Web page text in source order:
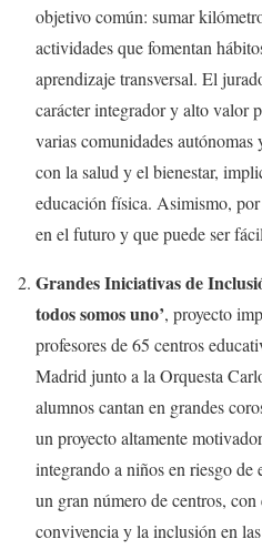
objetivo común: sumar
actividades que fomentan
aprendizaje transversal. El
carácter integrador y alto valor
varias comunidades
con la salud y el bienestar,
educación física. Asimismo,
en el futuro y que puede ser
Grandes Iniciativas de
todos somos uno’, proyecto
profesores de 65 centros
Madrid junto a la Orquesta
alumnos cantan en grandes
un proyecto altamente
integrando a niños en riesgo
un gran número de centros,
convivencia y la inclusión en